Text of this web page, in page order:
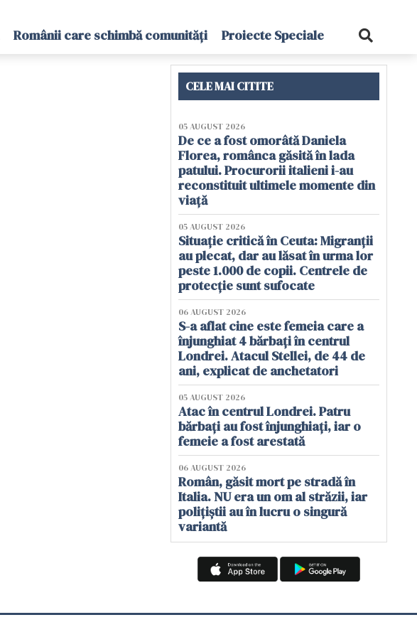
Românii care schimbă comunități Proiecte Speciale
CELE MAI CITITE
05 AUGUST 2026
De ce a fost omorâtă Daniela
Florea, românca găsită în lada
patului. Procurorii italieni i-au
reconstituit ultimele momente din
viață
05 AUGUST 2026
Situație critică în Ceuta: Migranții
au plecat, dar au lăsat în urma lor
peste 1.000 de copii. Centrele de
protecție sunt sufocate
06 AUGUST 2026
S-a aflat cine este femeia care a
înjunghiat 4 bărbați în centrul
Londrei. Atacul Stellei, de 44 de
ani, explicat de anchetatori
05 AUGUST 2026
Atac în centrul Londrei. Patru
bărbați au fost înjunghiați, iar o
femeie a fost arestată
06 AUGUST 2026
Român, găsit mort pe stradă în
Italia. NU era un om al străzii, iar
polițiștii au în lucru o singură
variantă